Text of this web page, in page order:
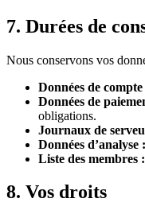
7. Durées de
Nous conservons vos
Données de
Données de
obligations.
Journaux de
Données d’analyse :
Liste des membres :
8. Vos droits